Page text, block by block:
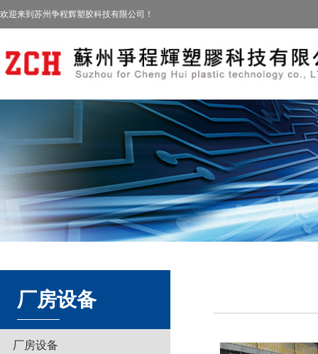
欢迎来到苏州争程辉塑胶科技有限公司！
厂房设备
厂房设备